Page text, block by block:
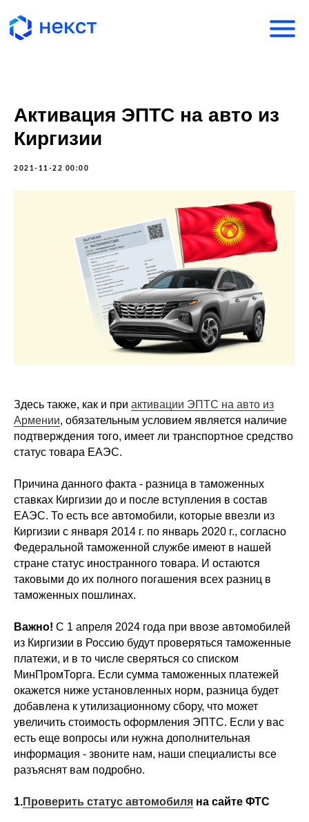
Активация ЭПТС на авто из
Киргизии
2021-11-22 00:00
Здесь также, как и при активации ЭПТС на авто из
Армении, обязательным условием является наличие
подтверждения того, имеет ли транспортное средство
статус товара ЕАЭС.
Причина данного факта - разница в таможенных
ставках Киргизии до и после вступления в состав
ЕАЭС. То есть все автомобили, которые ввезли из
Киргизии с января 2014 г. по январь 2020 г., согласно
Федеральной таможенной службе имеют в нашей
стране статус иностранного товара. И остаются
таковыми до их полного погашения всех разниц в
таможенных пошлинах.
Важно! С 1 апреля 2024 года при ввозе автомобилей
из Киргизии в Россию будут проверяться таможенные
платежи, и в то числе сверяться со списком
МинПромТорга. Если сумма таможенных платежей
окажется ниже установленных норм, разница будет
добавлена к утилизационному сбору, что может
увеличить стоимость оформления ЭПТС. Если у вас
есть еще вопросы или нужна дополнительная
информация - звоните нам, наши специалисты все
разъяснят вам подробно.
1.Проверить статус автомобиля на сайте ФТС